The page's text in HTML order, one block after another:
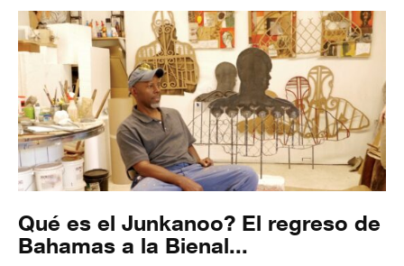
Qué es el Junkanoo? El regreso de
Bahamas a la Bienal...